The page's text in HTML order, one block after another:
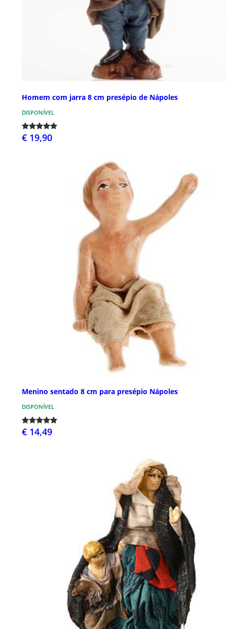
Homem com jarra 8 cm presépio de Nápoles
DISPONÍVEL
€ 19,90
Menino sentado 8 cm para presépio Nápoles
DISPONÍVEL
€ 14,49